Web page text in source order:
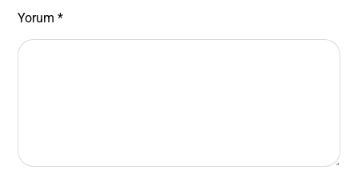
Yorum*